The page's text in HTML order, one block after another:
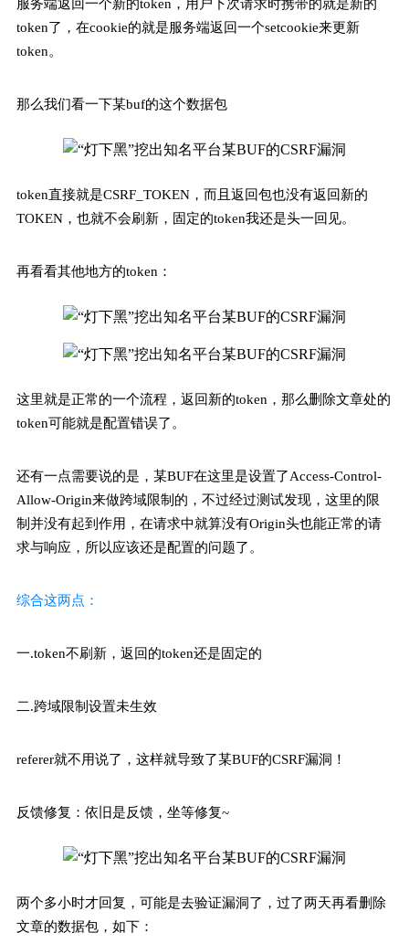
服务端返回一个新的token，用户下次请求时携带的就是新的
token了，在cookie的就是服务端返回一个setcookie来更新
token。
那么我们看一下某buf的这个数据包
token直接就是CSRF_TOKEN，而且返回包也没有返回新的
TOKEN，也就不会刷新，固定的token我还是头一回见。
再看看其他地方的token：
这里就是正常的一个流程，返回新的token，那么删除文章处的
token可能就是配置错误了。
还有一点需要说的是，某BUF在这里是设置了Access-Control-
Allow-Origin来做跨域限制的，不过经过测试发现，这里的限
制并没有起到作用，在请求中就算没有Origin头也能正常的请
求与响应，所以应该还是配置的问题了。
综合这两点：
一.token不刷新，返回的token还是固定的
二.跨域限制设置未生效
referer就不用说了，这样就导致了某BUF的CSRF漏洞！
反馈修复：依旧是反馈，坐等修复~
两个多小时才回复，可能是去验证漏洞了，过了两天再看删除
文章的数据包，如下：